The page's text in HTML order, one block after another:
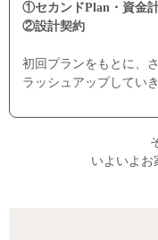
①セカンドPlan・資金
②設計契約
初回プランをもとに、
ラッシュアップしていき
いよいよお